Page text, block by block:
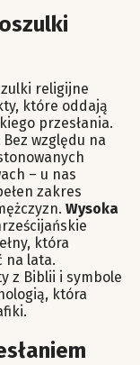
religijne
które oddają
przesłania.
Bez względu na
– u nas
zakres
Wysoka
która
na lata.
z Biblii i symbole
która